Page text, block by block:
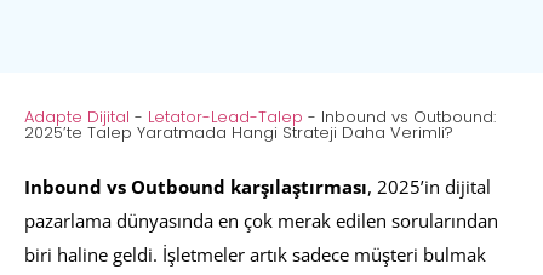
Adapte Dijital - Letator-Lead-Talep - Inbound vs Outbound:
2025’te Talep Yaratmada Hangi Strateji Daha Verimli?
Inbound vs Outbound karşılaştırması, 2025’in dijital
pazarlama dünyasında en çok merak edilen sorularından
biri haline geldi. İşletmeler artık sadece müşteri bulmak